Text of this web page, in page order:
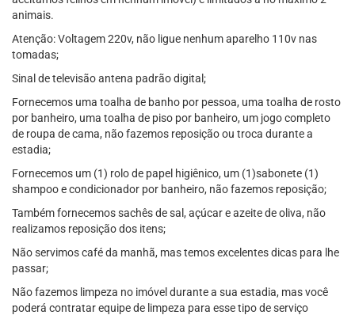
animais.
Atenção: Voltagem 220v, não ligue nenhum aparelho 110v nas
tomadas;
Sinal de televisão antena padrão digital;
Fornecemos uma toalha de banho por pessoa, uma toalha de rosto
por banheiro, uma toalha de piso por banheiro, um jogo completo
de roupa de cama, não fazemos reposição ou troca durante a
estadia;
Fornecemos um (1) rolo de papel higiênico, um (1)sabonete (1)
shampoo e condicionador por banheiro, não fazemos reposição;
Também fornecemos sachês de sal, açúcar e azeite de oliva, não
realizamos reposição dos itens;
Não servimos café da manhã, mas temos excelentes dicas para lhe
passar;
Não fazemos limpeza no imóvel durante a sua estadia, mas você
poderá contratar equipe de limpeza para esse tipo de serviço